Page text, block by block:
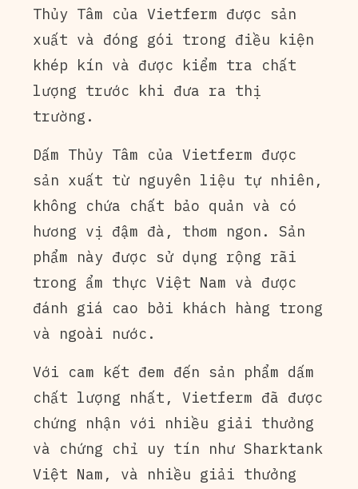
Thủy Tâm của Vietferm được sản
xuất và đóng gói trong điều kiện
khép kín và được kiểm tra chất
lượng trước khi đưa ra thị
trường.
Dấm Thủy Tâm của Vietferm được
sản xuất từ nguyên liệu tự nhiên,
không chứa chất bảo quản và có
hương vị đậm đà, thơm ngon. Sản
phẩm này được sử dụng rộng rãi
trong ẩm thực Việt Nam và được
đánh giá cao bởi khách hàng trong
và ngoài nước.
Với cam kết đem đến sản phẩm dấm
chất lượng nhất, Vietferm đã được
chứng nhận với nhiều giải thưởng
và chứng chỉ uy tín như Sharktank
Việt Nam, và nhiều giải thưởng